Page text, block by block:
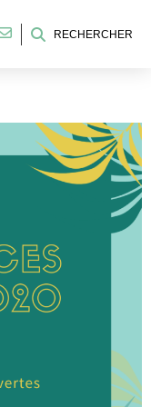
RECHERCHER